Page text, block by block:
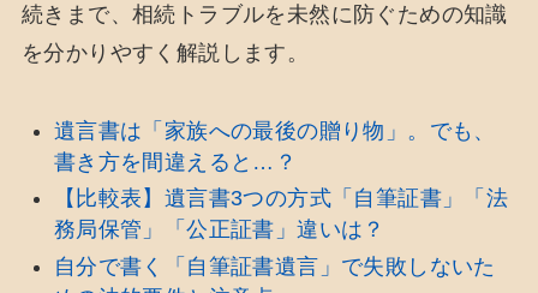
続きまで、相続トラブルを未然に防ぐための知識
を分かりやすく解説します。
遺言書は「家族への最後の贈り物」。でも、
書き方を間違えると…？
【比較表】遺言書3つの方式「自筆証書」「法
務局保管」「公正証書」違いは？
自分で書く「自筆証書遺言」で失敗しないた